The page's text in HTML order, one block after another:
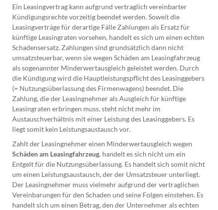
Ein Leasingvertrag kann aufgrund vertraglich vereinbarter
Kündigungsrechte vorzeitig beendet werden. Soweit die
Leasingverträge für derartige Fälle Zahlungen als Ersatz für
künftige Leasingraten vorsehen, handelt es sich um einen echten
Schadensersatz. Zahlungen sind grundsätzlich dann nicht
umsatzsteuerbar, wenn sie wegen Schäden am Leasingfahrzeug
als sogenannter Minderwertausgleich geleistet werden. Durch
die Kündigung wird die Hauptleistungspflicht des Leasinggebers
(= Nutzungsüberlassung des Firmenwagens) beendet. Die
Zahlung, die der Leasingnehmer als Ausgleich für künftige
Leasingraten erbringen muss, steht nicht mehr im
Austauschverhältnis mit einer Leistung des Leasinggebers. Es
liegt somit kein Leistungsaustausch vor.
Zahlt der Leasingnehmer einen Minderwertausgleich wegen
Schäden am Leasingfahrzeug, handelt es sich nicht um ein
Entgelt für die Nutzungsüberlassung. Es handelt sich somit nicht
um einen Leistungsaustausch, der der Umsatzsteuer unterliegt.
Der Leasingnehmer muss vielmehr aufgrund der vertraglichen
Vereinbarungen für den Schaden und seine Folgen einstehen. Es
handelt sich um einen Betrag, den der Unternehmer als echten